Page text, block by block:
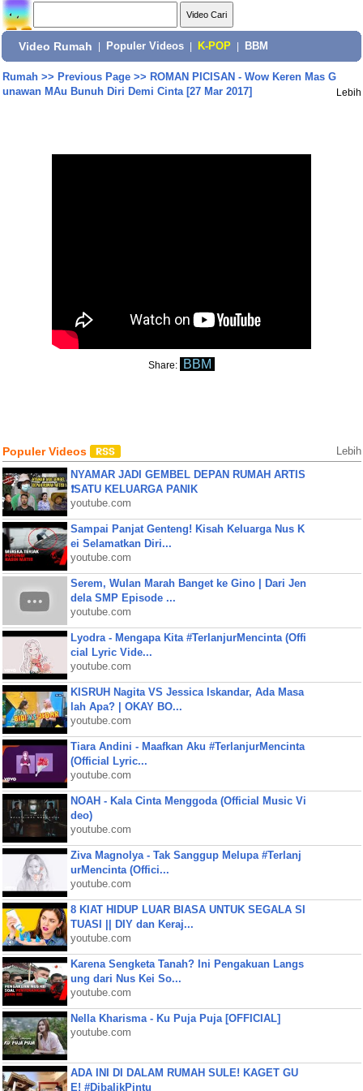
Video Rumah Populer Videos K-POP BBM
Rumah>> Previous Page>> ROMAN PICISAN - Wow Keren Mas G
unawan MAu Bunuh Diri Demi Cinta [27 Mar 2017]
Lebih
Share: BBM
Populer Videos Lebih
NYAMAR JADI GEMBEL DEPAN RUMAH ARTIS
❗SATU KELUARGA PANIK
youtube.com
Sampai Panjat Genteng! Kisah Keluarga Nus K
ei Selamatkan Diri...
youtube.com
Serem, Wulan Marah Banget ke Gino | Dari Jen
dela SMP Episode ...
youtube.com
Lyodra - Mengapa Kita #TerlanjurMencinta (Offi
cial Lyric Vide...
youtube.com
KISRUH Nagita VS Jessica Iskandar, Ada Masa
lah Apa? | OKAY BO...
youtube.com
Tiara Andini - Maafkan Aku #TerlanjurMencinta
(Official Lyric...
youtube.com
NOAH - Kala Cinta Menggoda (Official Music Vi
deo)
youtube.com
Ziva Magnolya - Tak Sanggup Melupa #Terlanj
urMencinta (Offici...
youtube.com
8 KIAT HIDUP LUAR BIASA UNTUK SEGALA SI
TUASI || DIY dan Keraj...
youtube.com
Karena Sengketa Tanah? Ini Pengakuan Langs
ung dari Nus Kei So...
youtube.com
Nella Kharisma - Ku Puja Puja [OFFICIAL]
youtube.com
ADA INI DI DALAM RUMAH SULE! KAGET GU
E! #DibalikPintu